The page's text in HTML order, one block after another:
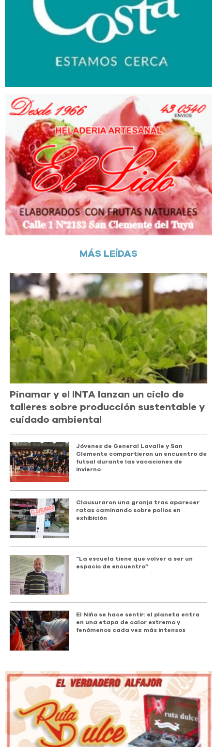
MÁS LEÍDAS
Pinamar y el INTA lanzan un ciclo de
talleres sobre producción sustentable y
cuidado ambiental
Jóvenes de General Lavalle y San
Clemente compartieron un encuentro de
futsal durante las vacaciones de
invierno
Clausuraron una granja tras aparecer
ratas caminando sobre pollos en
exhibición
“La escuela tiene que volver a ser un
espacio de encuentro”
El Niño se hace sentir: el planeta entra
en una etapa de calor extremo y
fenómenos cada vez más intensos